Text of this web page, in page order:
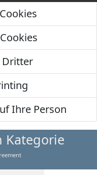
Dritter
Ihre Person
Kategorie